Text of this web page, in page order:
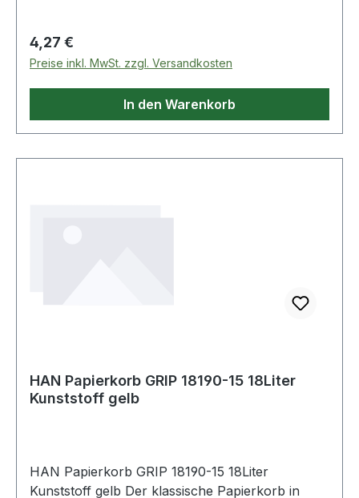
Innenoberfläche ist der Papierkorb besonders
reinigungsfreundlich.
Regulärer Preis:
4,27 €
Preise inkl. MwSt. zzgl. Versandkosten
In den Warenkorb
HAN Papierkorb GRIP 18190-15 18Liter
Kunststoff gelb
HAN Papierkorb GRIP 18190-15 18Liter
Kunststoff gelb Der klassische Papierkorb in